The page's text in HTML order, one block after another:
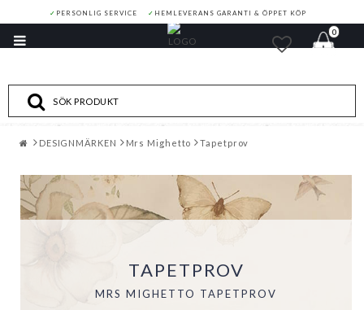
✓ PERSONLIG SERVICE ✓ HEMLEVERANS GARANTI & ÖPPET KÖP
0
Toggle
DESIGNMÄRKEN Mrs Mighetto Tapetprov
TAPETPROV
MRS MIGHETTO TAPETPROV